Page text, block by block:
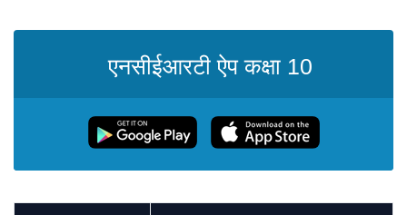
एनसीईआरटी ऐप कक्षा 10